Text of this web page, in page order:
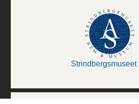
Strindbergsmuseet